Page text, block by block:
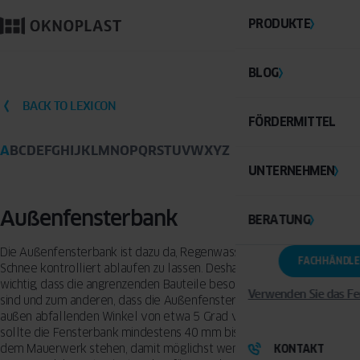
PRODUKTE
BLOG
FÖRDERMITTEL
UNTERNEHMEN
BERATUNG
Verwenden Sie das
KONTAKT
BACK TO LEXICON
ABCDEFGHIJKLMNOPQRSTUVWXYZ
Außenfensterbank
Die Außenfensterbank ist dazu da, Regenwasser und schmelzenden
Schnee kontrolliert ablaufen zu lassen. Deshalb ist es zum einen
wichtig, dass die angrenzenden Bauteile besonders gut abgedichtet
sind und zum anderen, dass die Außenfensterbank in einem nach
außen abfallenden Winkel von etwa 5 Grad verbaut wird. Ebenfalls
sollte die Fensterbank mindestens 40 mm bis zur Abtropfkante über
dem Mauerwerk stehen, damit möglichst wenig Regenwasser das